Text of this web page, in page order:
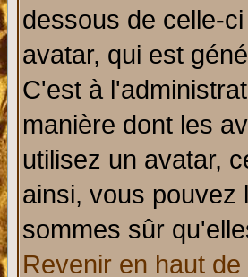
dessous de celle-
avatar, qui est
C'est à
manière dont les
utilisez un avatar,
ainsi, vous pouvez
sommes sûr
Revenir en haut de